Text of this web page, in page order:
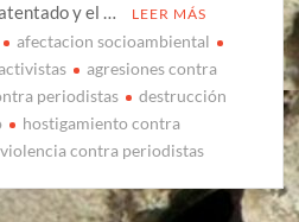
y el …
LEER MÁS
afectacion socioambiental
agresiones contra
periodistas
destrucción
hostigamiento contra
violencia contra periodistas